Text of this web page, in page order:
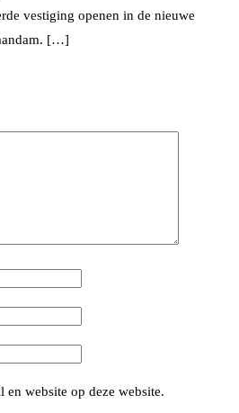
vestiging openen in de nieuwe
[…]
en website op deze website.